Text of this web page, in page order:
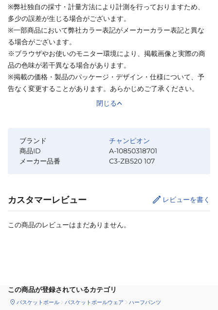
※弊社独自の採寸・計量方法により計測を行っておりますため、
多少の誤差が生じる場合がございます。
※一部商品において弊社カラー表記がメーカーカラー表記と異な
る場合がございます。
※ブラウザやお使いのモニター環境により、掲載画像と実際の商
品の色味が若干異なる場合があります。
※掲載の価格・製品のパッケージ・デザイン・仕様について、予
告なく変更することがあります。あらかじめご了承ください。
閉じる
ブランド
チャンピオン
商品ID
A-10850318701
メーカー品番
C3-ZB520 107
カスタマーレビュー レビューを書く
この商品のレビューはまだありません。
この商品が登録されているカテゴリ
バスケットボール バスケットボールウェア ハーフパンツ